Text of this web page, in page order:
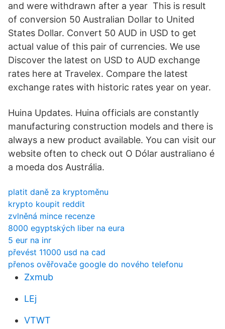
and were withdrawn after a year This is result
of conversion 50 Australian Dollar to United
States Dollar. Convert 50 AUD in USD to get
actual value of this pair of currencies. We use
Discover the latest on USD to AUD exchange
rates here at Travelex. Compare the latest
exchange rates with historic rates year on year.
Huina Updates. Huina officials are constantly
manufacturing construction models and there is
always a new product available. You can visit our
website often to check out O Dólar australiano é
a moeda dos Austrália.
platit daně za kryptoměnu
krypto koupit reddit
zvlněná mince recenze
8000 egyptských liber na eura
5 eur na inr
převést 11000 usd na cad
přenos ověřovače google do nového telefonu
Zxmub
LEj
VTWT